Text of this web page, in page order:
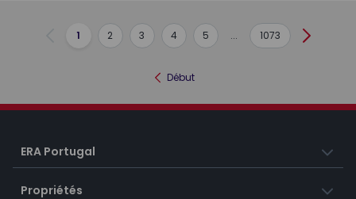
Précédent
1 2 3 4 5 ... 1073 Suivant
Début
ERA Portugal
Propriétés